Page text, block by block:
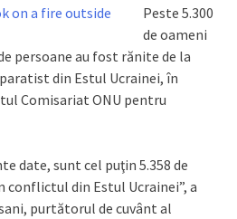
Peste 5.300
de oameni
per­soa­ne au fost rănite de la
din Estul Ucrainei, în
Comisariat ONU pentru
date, sunt cel puţin 5.358 de
conflictul din Estul Ucrainei”, a
purtătorul de cuvânt al